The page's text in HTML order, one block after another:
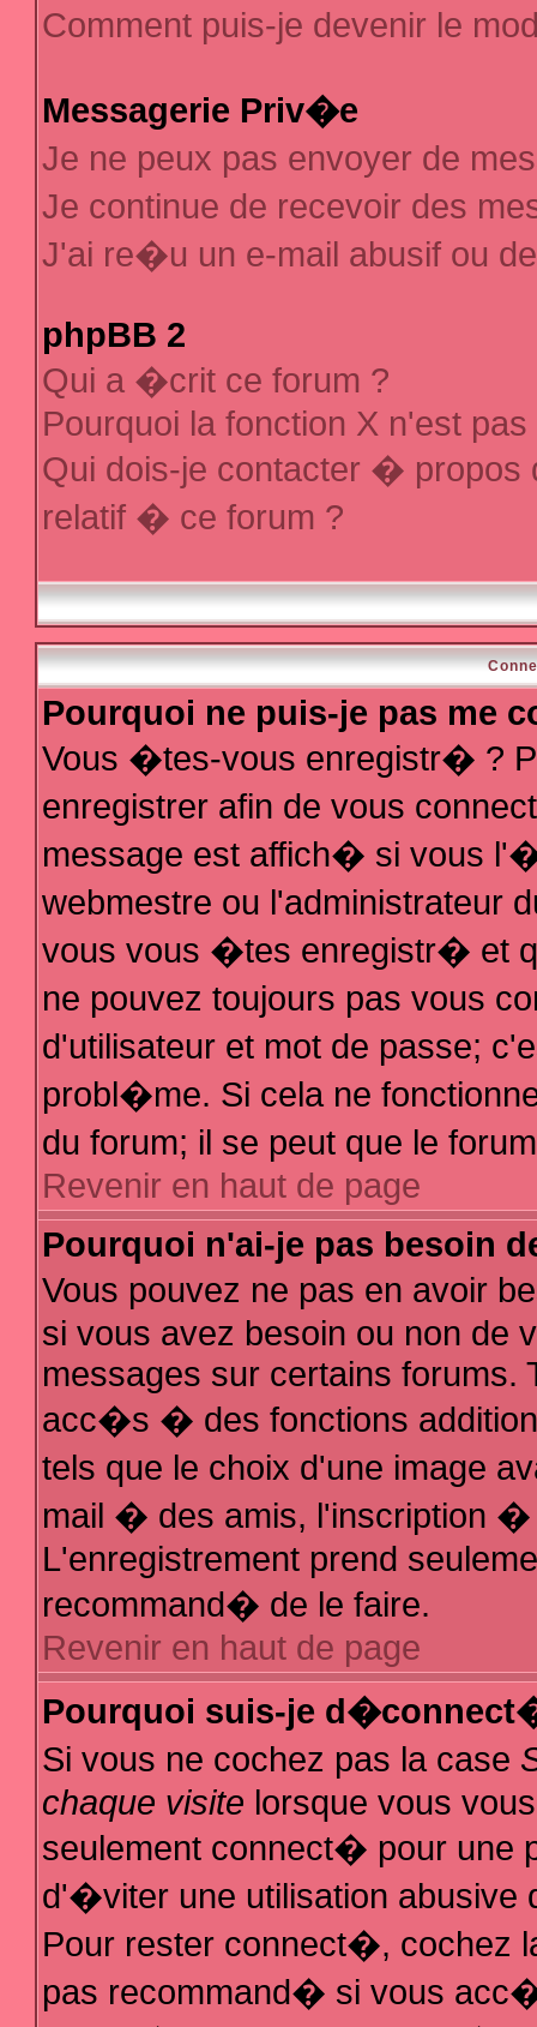
Comment puis-je devenir le
Messagerie Priv�e
Je ne peux pas envoyer de
Je continue de recevoir des
J'ai re�u un e-mail abusif ou
phpBB 2
Qui a �crit ce forum ?
Pourquoi la fonction X n'est
Qui dois-je contacter �
relatif � ce forum ?
Pourquoi ne puis-je pas me
Vous �tes-vous enregistr� ?
enregistrer afin de vous
message est affich� si vous
webmestre ou l'administrateur
vous vous �tes enregistr� et
ne pouvez toujours pas vous
d'utilisateur et mot de passe;
probl�me. Si cela ne
du forum; il se peut que le
Revenir en haut de page
Pourquoi n'ai-je pas besoin
Vous pouvez ne pas en avoir
si vous avez besoin ou non de
messages sur certains forums.
acc�s � des fonctions
tels que le choix d'une image
mail � des amis, l'inscription �
L'enregistrement prend
recommand� de le faire.
Revenir en haut de page
Pourquoi suis-je
Si vous ne cochez pas la case
chaque visite lorsque vous
seulement connect� pour
d'�viter une utilisation abusive
Pour rester connect�, cochez
pas recommand� si vous